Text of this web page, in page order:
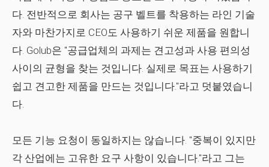
다. 전반적으로 회사는 공구 벨트를 착용하는 라인 기술
자와 마찬가지로 CEO도 사용하기 쉬운 제품을 원합니
다. Golub은 "공급업체의 과제는 견고성과 사용 편의성
사이의 균형을 찾는 것입니다. 실제로 목표는 사용하기
쉽고 견고한 제품을 만드는 것입니다."라고 덧붙였습니
다.
모든 기능 요청이 동일하지는 않습니다. "중복이 있지만
각 산업에는 고유한 요구 사항이 있습니다."라고 그는